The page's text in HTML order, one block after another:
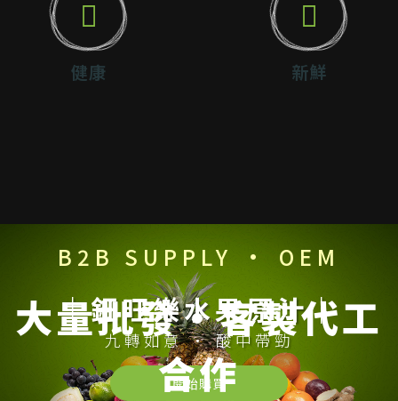
｜鉦旺樂水果原汁｜
九轉如意 · 酸中帶勁
開始購買
健康 新鮮
B2B SUPPLY · OEM
大量批發・客製代工
合作